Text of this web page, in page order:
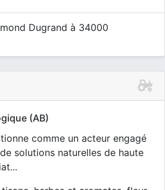
Dugrand à 34000
(AB)
comme un acteur engagé
solutions naturelles de haute